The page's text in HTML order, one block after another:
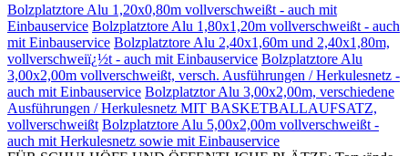
Bolzplatztore Alu 1,20x0,80m vollverschweißt - auch mit
Einbauservice Bolzplatztore Alu 1,80x1,20m vollverschweißt - auch
mit Einbauservice Bolzplatztore Alu 2,40x1,60m und 2,40x1,80m,
vollverschweiï¿½t - auch mit Einbauservice Bolzplatztore Alu
3,00x2,00m vollverschweißt, versch. Ausführungen / Herkulesnetz -
auch mit Einbauservice Bolzplatztor Alu 3,00x2,00m, verschiedene
Ausführungen / Herkulesnetz MIT BASKETBALLAUFSATZ,
vollverschweißt Bolzplatztore Alu 5,00x2,00m vollverschweißt -
auch mit Herkulesnetz sowie mit Einbauservice